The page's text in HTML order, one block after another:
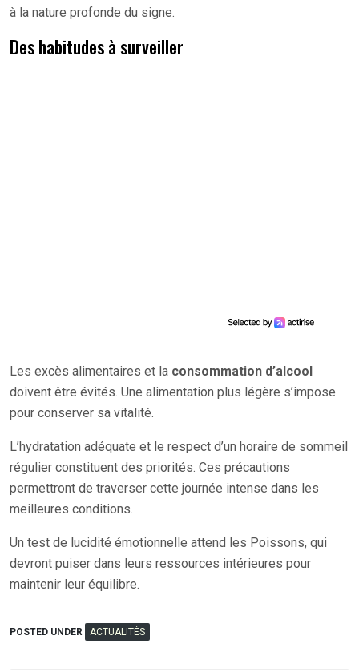
à la nature profonde du signe.
Des habitudes à surveiller
Les excès alimentaires et la consommation d’alcool
doivent être évités. Une alimentation plus légère s’impose
pour conserver sa vitalité.
L’hydratation adéquate et le respect d’un horaire de sommeil
régulier constituent des priorités. Ces précautions
permettront de traverser cette journée intense dans les
meilleures conditions.
Un test de lucidité émotionnelle attend les Poissons, qui
devront puiser dans leurs ressources intérieures pour
maintenir leur équilibre.
POSTED UNDER ACTUALITÉS